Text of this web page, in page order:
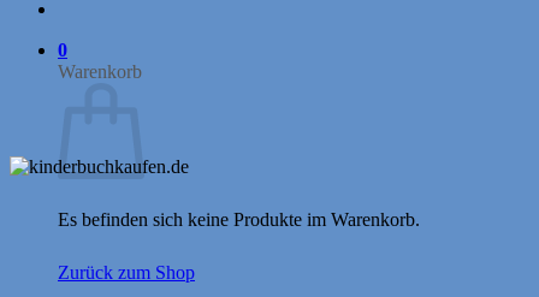
0
Warenkorb
Es befinden sich keine Produkte im Warenkorb.
Zurück zum Shop